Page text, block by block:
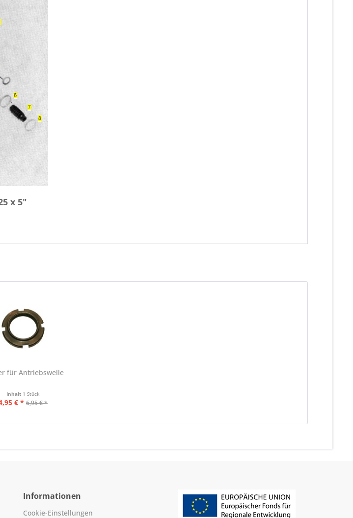
x 5"
für Antriebswelle
Inhalt 1 Stück
€ * 6,95 € *
Informationen
Cookie-Einstellungen